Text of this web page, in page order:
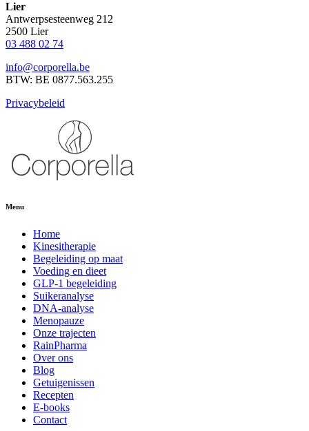
Lier
Antwerpsesteenweg 212
2500 Lier
03 488 02 74
info@corporella.be
BTW: BE 0877.563.255
Privacybeleid
Menu
Home
Kinesitherapie
Begeleiding op maat
Voeding en dieet
GLP-1 begeleiding
Suikeranalyse
DNA-analyse
Menopauze
Onze trajecten
RainPharma
Over ons
Blog
Getuigenissen
Recepten
E-books
Contact